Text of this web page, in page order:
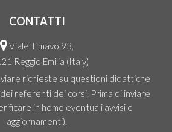
CONTATTI
Viale Timavo 93,
Reggio Emilia (Italy)
richieste su questioni didattiche
referenti dei corsi. Prima di inviare
in home eventuali avvisi e
aggiornamenti).